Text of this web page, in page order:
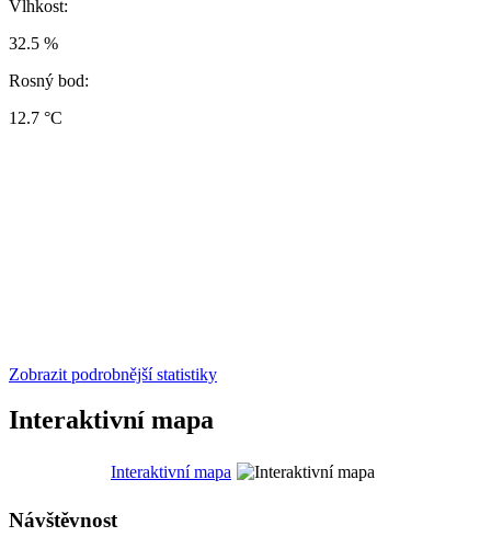
Vlhkost:
32.5 %
Rosný bod:
12.7 °C
Zobrazit podrobnější statistiky
Interaktivní mapa
Interaktivní mapa
Návštěvnost